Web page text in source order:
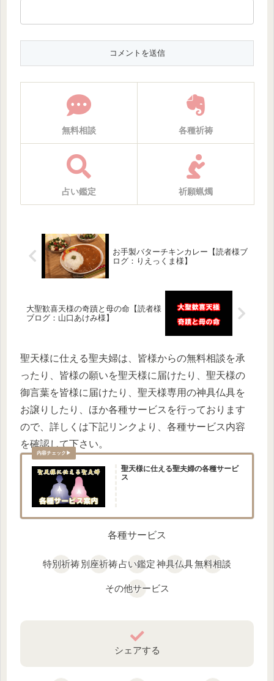
無料相談 各種祈祷
占い鑑定 祈願蝋燭
お手製バターチキンカレー【読者様ブ
ログ：りえっくま様】
大聖歓喜天様の奇蹟と母の命【読者様
ブログ：山口あけみ様】
聖天様に仕える聖夫婦は、皆様からの無料相談を承
ったり、皆様の願いを聖天様に届けたり、聖天様の
御言葉を皆様に届けたり、聖天様専用の神具仏具を
お譲りしたり、ほか各種サービスを行っております
ので、詳しくは下記リンクより、各種サービス内容
を確認して下さい。
聖天様に仕える聖夫婦の各種サービ
ス
各種サービス
特別祈祷別座祈祷占い鑑定神具仏具無料相談
その他サービス
シェアする